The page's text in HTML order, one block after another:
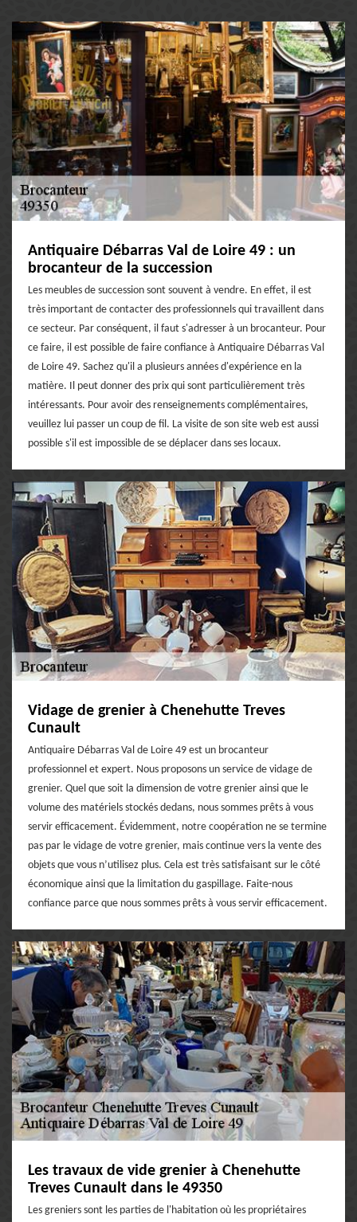
Antiquaire Débarras Val de Loire 49 : un
brocanteur de la succession
Les meubles de succession sont souvent à vendre. En effet, il est
très important de contacter des professionnels qui travaillent dans
ce secteur. Par conséquent, il faut s'adresser à un brocanteur. Pour
ce faire, il est possible de faire confiance à Antiquaire Débarras Val
de Loire 49. Sachez qu'il a plusieurs années d'expérience en la
matière. Il peut donner des prix qui sont particulièrement très
intéressants. Pour avoir des renseignements complémentaires,
veuillez lui passer un coup de fil. La visite de son site web est aussi
possible s'il est impossible de se déplacer dans ses locaux.
Vidage de grenier à Chenehutte Treves
Cunault
Antiquaire Débarras Val de Loire 49 est un brocanteur
professionnel et expert. Nous proposons un service de vidage de
grenier. Quel que soit la dimension de votre grenier ainsi que le
volume des matériels stockés dedans, nous sommes prêts à vous
servir efficacement. Évidemment, notre coopération ne se termine
pas par le vidage de votre grenier, mais continue vers la vente des
objets que vous n’utilisez plus. Cela est très satisfaisant sur le côté
économique ainsi que la limitation du gaspillage. Faite-nous
confiance parce que nous sommes prêts à vous servir efficacement.
Les travaux de vide grenier à Chenehutte
Treves Cunault dans le 49350
Les greniers sont les parties de l'habitation où les propriétaires